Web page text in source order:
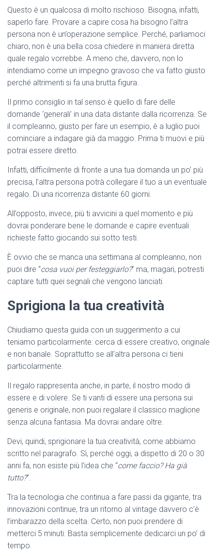
Questo è un qualcosa di molto rischioso. Bisogna, infatti,
saperlo fare. Provare a capire cosa ha bisogno l’altra
persona non è un’operazione semplice. Perché, parliamoci
chiaro, non è una bella cosa chiedere in maniera diretta
quale regalo vorrebbe. A meno che, davvero, non lo
intendiamo come un impegno gravoso che va fatto giusto
perché altrimenti si fa una brutta figura.
Il primo consiglio in tal senso è quello di fare delle
domande ‘generali’ in una data distante dalla ricorrenza. Se
il compleanno, giusto per fare un esempio, è a luglio puoi
cominciare a indagare già da maggio. Prima ti muovi e più
potrai essere diretto.
Infatti, difficilmente di fronte a una tua domanda un po’ più
precisa, l’altra persona potrà collegare il tuo a un eventuale
regalo. Di una ricorrenza distante 60 giorni.
All’opposto, invece, più ti avvicini a quel momento e più
dovrai ponderare bene le domande e capire eventuali
richieste fatto giocando sui sotto testi.
È ovvio che se manca una settimana al compleanno, non
puoi dire “cosa vuoi per festeggiarlo?” ma, magari, potresti
captare tutti quei segnali che vengono lanciati.
Sprigiona la tua creatività
Chiudiamo questa guida con un suggerimento a cui
teniamo particolarmente: cerca di essere creativo, originale
e non banale. Soprattutto se all’altra persona ci tieni
particolarmente.
Il regalo rappresenta anche, in parte, il nostro modo di
essere e di volere. Se ti vanti di essere una persona sui
generis e originale, non puoi regalare il classico maglione
senza alcuna fantasia. Ma dovrai andare oltre.
Devi, quindi, sprigionare la tua creatività, come abbiamo
scritto nel paragrafo. Sì, perché oggi, a dispetto di 20 o 30
anni fa, non esiste più l’idea che “come faccio? Ha già
tutto?”.
Tra la tecnologia che continua a fare passi da gigante, tra
innovazioni continue, tra un ritorno al vintage davvero c’è
l’imbarazzo della scelta. Certo, non puoi prendere di
metterci 5 minuti. Basta semplicemente dedicarci un po’ di
tempo.